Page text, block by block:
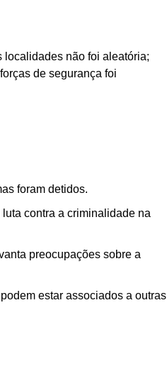
localidades não foi aleatória;
de segurança foi
foram detidos.
contra a criminalidade na
preocupações sobre a
estar associados a outras